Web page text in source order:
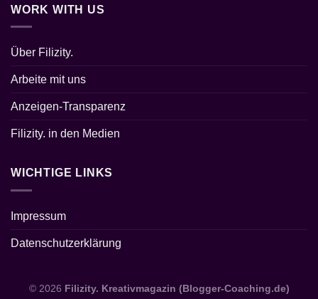
WORK WITH US
Über Filizity.
Arbeite mit uns
Anzeigen-Transparenz
Filizity. in den Medien
WICHTIGE LINKS
Impressum
Datenschutzerklärung
© 2026 Filizity. Kreativmagazin (Blogger-Coaching.de)